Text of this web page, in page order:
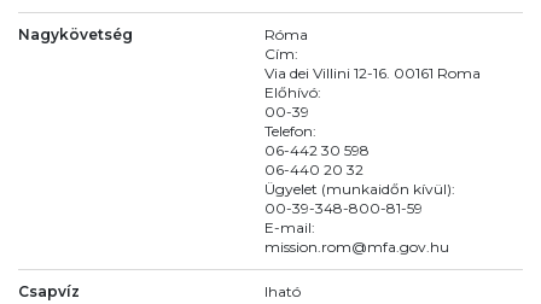
Nagykövetség
Róma
Cím:
Via dei Villini 12-16. 00161 Roma
Előhívó:
00-39
Telefon:
06-442 30 598
06-440 20 32
Ügyelet (munkaidőn kívül):
00-39-348-800-81-59
E-mail:
mission.rom@mfa.gov.hu
Csapvíz Iható